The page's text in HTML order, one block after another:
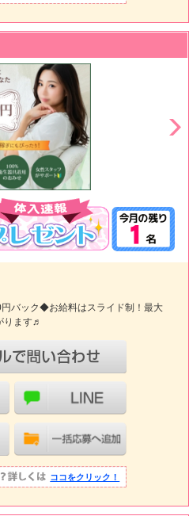
バック◆お給料はスライド制！最大
ります♬
ココをクリック！